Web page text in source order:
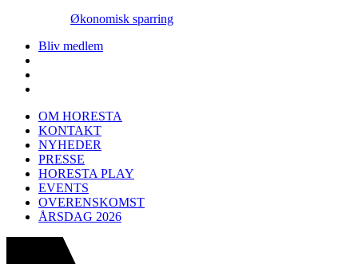
Økonomisk sparring
Bliv medlem
OM HORESTA
KONTAKT
NYHEDER
PRESSE
HORESTA PLAY
EVENTS
OVERENSKOMST
ÅRSDAG 2026